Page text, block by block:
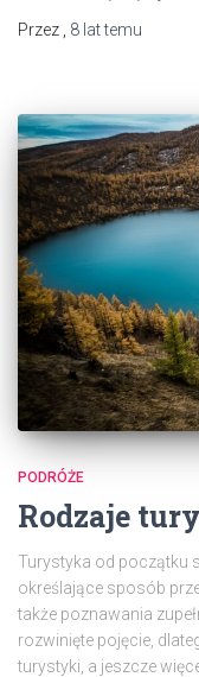
Przez , 8 lattemu
PODRÓŻE
Rodzaje
Turystyka od początku
określające sposób
także poznawania
rozwinięte pojęcie,
turystyki, a jeszcze